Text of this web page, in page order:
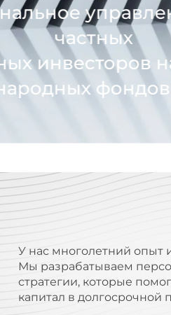
активами
на
рынках.
Мы разрабатываем
стратегии, которые
капитал в долгосрочной